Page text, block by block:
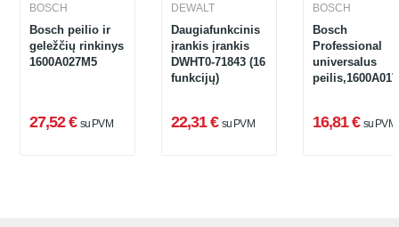
BOSCH
Bosch peilio ir
geležčių rinkinys
1600A027M5
27,52 € su PVM
DEWALT
Daugiafunkcinis
įrankis įrankis
DWHT0-71843 (16
funkcijų)
22,31 € su PVM
BOSCH
Bosch
Professional
universalus
16,81 € su PVM